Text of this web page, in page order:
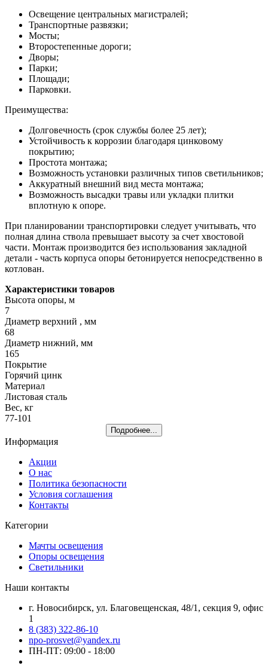
Освещение центральных магистралей;
Транспортные развязки;
Мосты;
Второстепенные дороги;
Дворы;
Парки;
Площади;
Парковки.
Преимущества:
Долговечность (срок службы более 25 лет);
Устойчивость к коррозии благодаря цинковому
покрытию;
Простота монтажа;
Возможность установки различных типов светильников;
Аккуратный внешний вид места монтажа;
Возможность высадки травы или укладки плитки
вплотную к опоре.
При планировании транспортировки следует учитывать, что
полная длина ствола превышает высоту за счет хвостовой
части. Монтаж производится без использования закладной
детали - часть корпуса опоры бетонируется непосредственно в
котлован.
Характеристики товаров
Высота опоры, м
7
Диaмeтp верхний , мм
68
Диaмeтp нижний, мм
165
Покрытие
Горячий цинк
Материал
Листовая сталь
Вес, кг
77-101
Подробнее...
Информация
Акции
О нас
Политика безопасности
Условия соглашения
Контакты
Категории
Мачты освещения
Опоры освещения
Светильники
Наши контакты
г. Новосибирск, ул. Благовещенская, 48/1, секция 9, офис
1
8 (383) 322-86-10
npo-prosvet@yandex.ru
ПН-ПТ: 09:00 - 18:00